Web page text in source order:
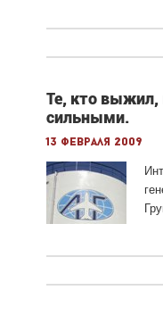
Те, кто выжил,
сильными.
13 февраля 2009